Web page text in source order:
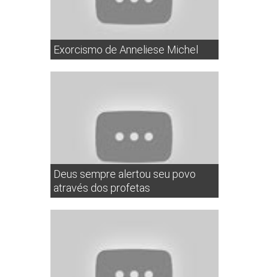
Exorcismo de Anneliese Michel
Deus sempre alertou seu povo
através dos profetas